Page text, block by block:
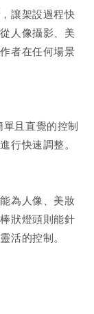
讓架設過程快
人像攝影、美
者在任何場景
單且直覺的控制
行快速調整。
為人像、美妝
狀燈頭則能針
活的控制。